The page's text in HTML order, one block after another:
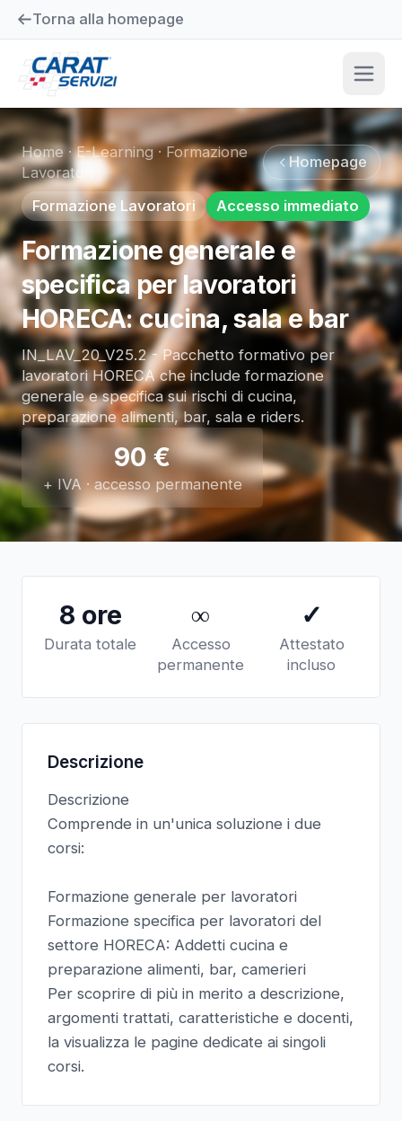
Torna alla homepage
Home ·E-Learning·Formazione
Lavoratori
Homepage
Formazione Lavoratori Accesso immediato
Formazione generale e
specifica per lavoratori
HORECA: cucina, sala e bar
IN_LAV_20_V25.2 - Pacchetto formativo per
lavoratori HORECA che include formazione
generale e specifica sui rischi di cucina,
preparazione alimenti, bar, sala e riders.
90 €
+ IVA · accesso permanente
8 ore
Durata totale
∞
Accesso
permanente
✓
Attestato
incluso
Descrizione
Descrizione
Comprende in un'unica soluzione i due
corsi:
Formazione generale per lavoratori
Formazione specifica per lavoratori del
settore HORECA: Addetti cucina e
preparazione alimenti, bar, camerieri
Per scoprire di più in merito a descrizione,
argomenti trattati, caratteristiche e docenti,
la visualizza le pagine dedicate ai singoli
corsi.